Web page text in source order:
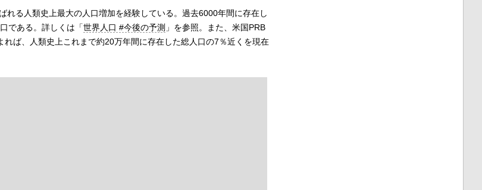
れる人類史上最大の人口増加を経験している。過去6000年間に存在し
である。詳しくは「世界人口 #今後の予測 」を参照。また、 米国PRB
れば、人類史上これまで約20万年間に存在した総人口の7％近くを現在